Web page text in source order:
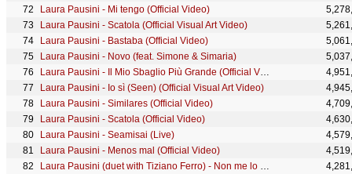
Laura Pausini - Mi tengo (Official Video)
Laura Pausini - Scatola (Official Visual Art Video)
Laura Pausini - Bastaba (Official Video)
Laura Pausini - Novo (feat. Simone & Simaria)
Laura Pausini - Il Mio Sbaglio Più Grande (Official Video)
Laura Pausini - Io sì (Seen) (Official Visual Art Video)
Laura Pausini - Similares (Official Video)
Laura Pausini - Scatola (Official Video)
Laura Pausini - Seamisai (Live)
Laura Pausini - Menos mal (Official Video)
Laura Pausini (duet with Tiziano Ferro) - Non me lo so spiegare (Official Video)